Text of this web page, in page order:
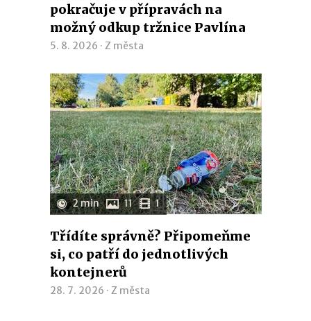
pokračuje v přípravách na
možný odkup tržnice Pavlína
5. 8. 2026 · Z města
2 min 11 1
Třídíte správně? Připomeňme
si, co patří do jednotlivých
kontejnerů
28. 7. 2026 · Z města